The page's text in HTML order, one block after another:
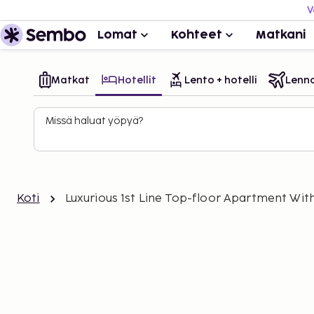
Lomat Kohteet Matkani
Matkat Hotellit Lento + hotelli
Missä haluat yöpyä?
Koti Luxurious 1st Line Top-floor Apartment